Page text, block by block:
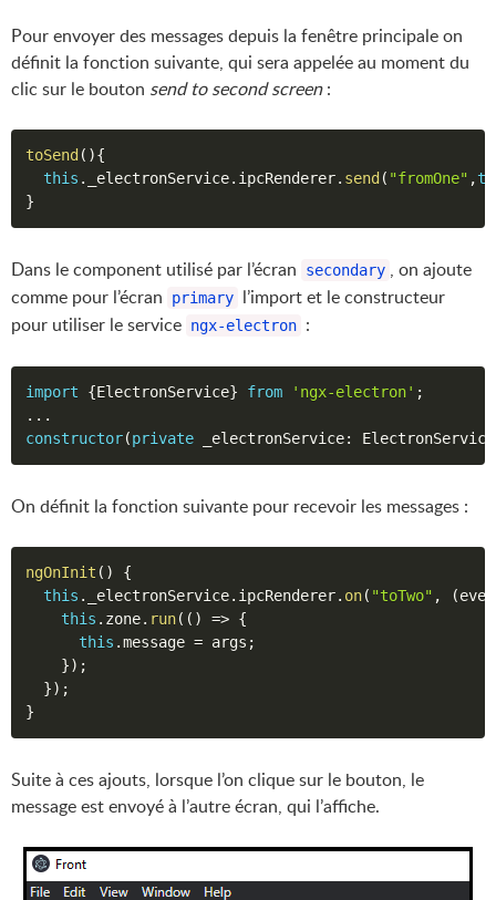
Pour envoyer des messages depuis la fenêtre principale on
définit la fonction suivante, qui sera appelée au moment du
clic sur le bouton send to second screen:
toSend ( ){
this . _electronService. ipcRenderer. send ( "fromOne" ,
}
Dans le component utilisé par l’écran secondary , on ajoute
comme pour l’écran
primary l’import et le constructeur
pour utiliser le service ngx-electron :
import {ElectronService} from 'ngx-electron' ;
...
constructor(private _electronService: ElectronService
On définit la fonction suivante pour recevoir les messages :
ngOnInit ( )
{
this . _electronService. ipcRenderer. on( "toTwo" , (
this . zone. run( ( ) => {
this .message = args ;
}) ;
}) ;
}
Suite à ces ajouts, lorsque l’on clique sur le bouton, le
message est envoyé à l’autre écran, qui l’affiche.